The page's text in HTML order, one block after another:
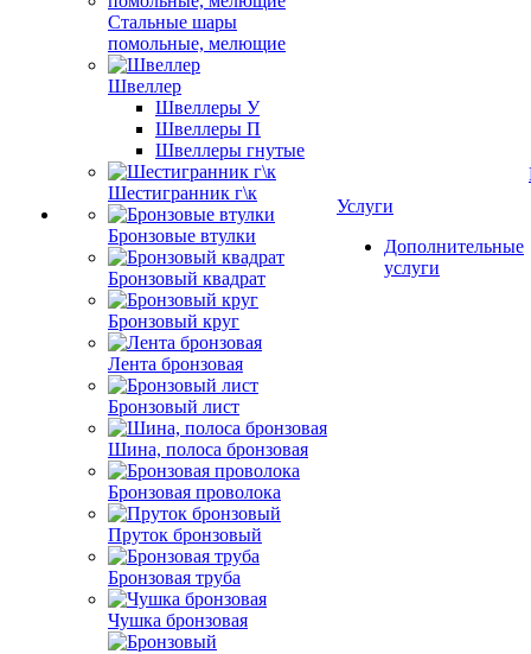
Стальные шары
помольные, мелющие
Швеллер
Швеллеры У
Швеллеры П
Швеллеры гнутые
Шестигранник г\к
Бронзовые втулки
Бронзовый квадрат
Бронзовый круг
Лента бронзовая
Бронзовый лист
Шина, полоса бронзовая
Бронзовая проволока
Пруток бронзовый
Бронзовая труба
Чушка бронзовая
Услуги
Дополнительные
услуги